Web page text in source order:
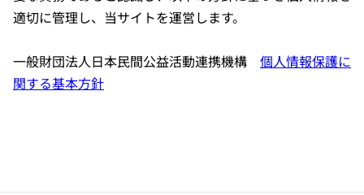
適切に管理し、当サイトを運営します。
一般財団法人日本民間公益活動連携機構 個人情報保護に
関する基本方針